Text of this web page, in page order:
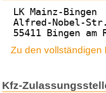
LK Mainz-Bingen
Alfred-Nobel-
55411 Bingen am
Zu den vollständigen
Kfz-